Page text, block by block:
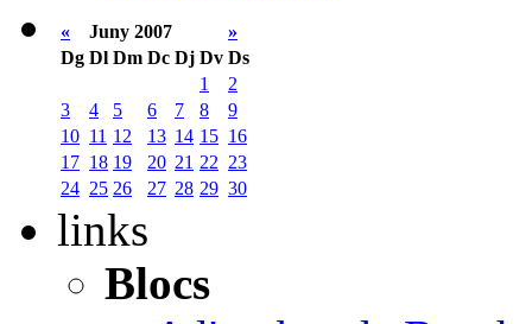
« Juny 2007
»
Dg Dl Dm Dc Dj Dv Ds
1
2
3
4 5 6 7 8
9
10 11 12 13 14 15 16
17 18 19 20 21 22 23
24 25 26 27 28 29 30
links
Blocs